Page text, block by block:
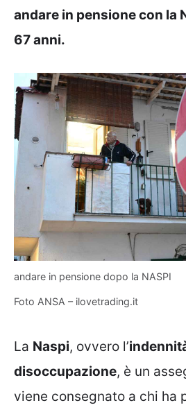
andare in pensione con la
67 anni.
andare in pensione dopo la NASPI
Foto ANSA – ilovetrading.it
La Naspi, ovvero l’
disoccupazione, è un
viene consegnato a chi ha